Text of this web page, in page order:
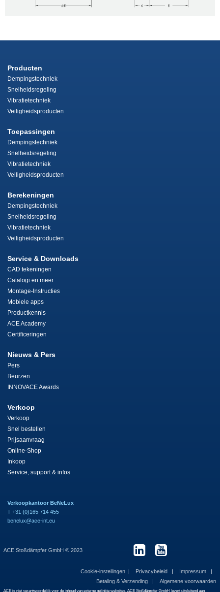
Producten
Dempingstechniek
Snelheidsregeling
Vibratietechniek
Veiligheidsproducten
Toepassingen
Dempingstechniek
Snelheidsregeling
Vibratietechniek
Veiligheidsproducten
Berekeningen
Dempingstechniek
Snelheidsregeling
Vibratietechniek
Veiligheidsproducten
Service & Downloads
CAD tekeningen
Catalogi en meer
Montage-Instructies
Mobiele apps
Productkennis
ACE Academy
Certificeringen
Nieuws & Pers
Pers
Beurzen
INNOVACE Awards
Verkoop
Verkoop
Snel bestellen
Prijsaanvraag
Online-Shop
Inkoop
Service, support & infos
Verkoopkantoor BeNeLux
T +31 (0)165 714 455
benelux@ace-int.eu
ACE Stoßdämpfer GmbH © 2023
Cookie-instellingen Privacybeleid
Impressum
Betaling & Verzending
Algemene voorwaarden
ACE is niet verantwoordelijk voor de inhoud van externe gelinkte websites. ACE Stoßdämpfer GmbH levert uitsluitend aan